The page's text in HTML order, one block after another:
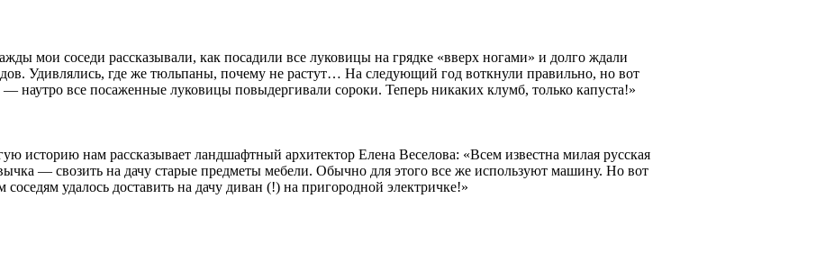
мои соседи рассказывали, как посадили все луковицы на грядке «вверх ногами» и долго ждали
Удивлялись, где же тюльпаны, почему не растут… На следующий год воткнули правильно, но вот
— наутро все посаженные луковицы повыдергивали сороки. Теперь никаких клумб, только капуста!»
историю нам рассказывает ландшафтный архитектор Елена Веселова: «Всем известна милая русская
— свозить на дачу старые предметы мебели. Обычно для этого все же используют машину. Но вот
соседям удалось доставить на дачу диван (!) на пригородной электричке!»